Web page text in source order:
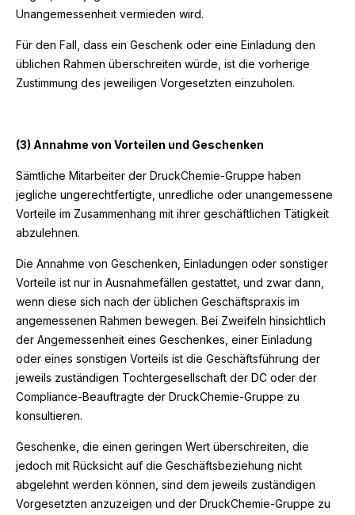
Unangemessenheit vermieden wird.
Für den Fall, dass ein Geschenk oder eine Einladung den
üblichen Rahmen überschreiten würde, ist die vorherige
Zustimmung des jeweiligen Vorgesetzten einzuholen.
(3) Annahme von Vorteilen und Geschenken
Sämtliche Mitarbeiter der DruckChemie-Gruppe haben
jegliche ungerechtfertigte, unredliche oder unangemessene
Vorteile im Zusammenhang mit ihrer geschäftlichen Tätigkeit
abzulehnen.
Die Annahme von Geschenken, Einladungen oder sonstiger
Vorteile ist nur in Ausnahmefällen gestattet, und zwar dann,
wenn diese sich nach der üblichen Geschäftspraxis im
angemessenen Rahmen bewegen. Bei Zweifeln hinsichtlich
der Angemessenheit eines Geschenkes, einer Einladung
oder eines sonstigen Vorteils ist die Geschäftsführung der
jeweils zuständigen Tochtergesellschaft der DC oder der
Compliance-Beauftragte der DruckChemie-Gruppe zu
konsultieren.
Geschenke, die einen geringen Wert überschreiten, die
jedoch mit Rücksicht auf die Geschäftsbeziehung nicht
abgelehnt werden können, sind dem jeweils zuständigen
Vorgesetzten anzuzeigen und der DruckChemie-Gruppe zu